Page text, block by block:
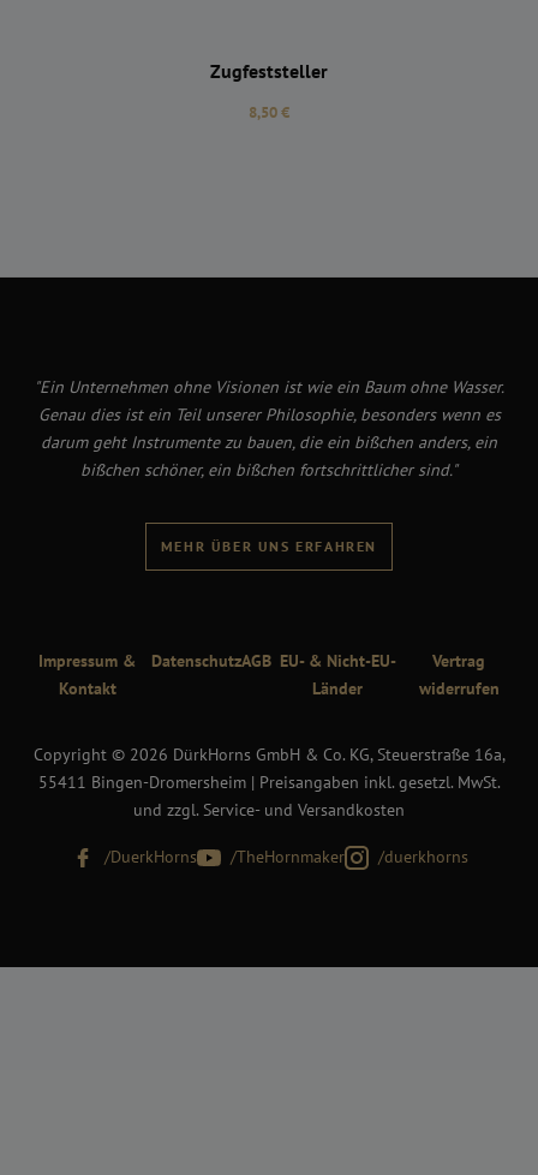
Zugfeststeller
Regulärer Preis:
8,50 €
"Ein Unternehmen ohne Visionen ist wie ein Baum ohne Wasser.
Genau dies ist ein Teil unserer Philosophie, besonders wenn es
darum geht Instrumente zu bauen, die ein bißchen anders, ein
bißchen schöner, ein bißchen fortschrittlicher sind."
MEHR ÜBER UNS ERFAHREN
Impressum &
Kontakt
DatenschutzAGB EU- & Nicht-EU-
Länder
Vertrag
widerrufen
Copyright © 2026 DürkHorns GmbH & Co. KG, Steuerstraße 16a,
55411 Bingen-Dromersheim | Preisangaben inkl. gesetzl. MwSt.
und zzgl. Service- und Versandkosten
/DuerkHorns /TheHornmaker /duerkhorns